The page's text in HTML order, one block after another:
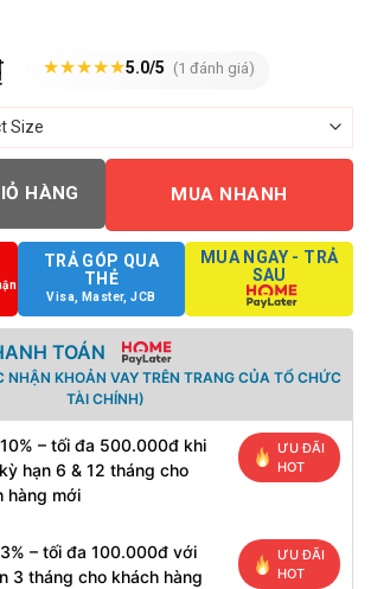
★★★★★5.0/5 (1 đánh giá)
HÀNG MUA NHANH
TRẢ GÓP QUA
THẺ
Visa, Master, JCB
MUA NGAY - TRẢ
SAU
TOÁN
NHẬN KHOẢN VAY TRÊN TRANG CỦA TỔ CHỨC
TÀI CHÍNH)
– tối đa 500.000đ khi
hạn 6 & 12 tháng cho
hàng mới
ƯU ĐÃI
HOT
– tối đa 100.000đ với
3 tháng cho khách hàng
ƯU ĐÃI
HOT